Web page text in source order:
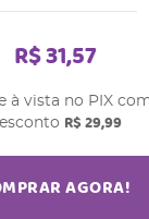
R$ 31,57
à vista no PIX
R$ 29,99
AGORA!